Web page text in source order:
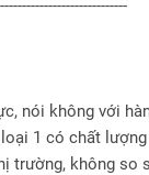
nói không với
loại 1 có chất
trường, không so